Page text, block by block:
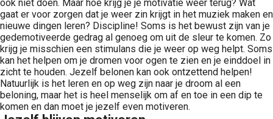
ook niet doen. Maar hoe krijg je je motivatie weer terug? Wat
gaat er voor zorgen dat je weer zin krijgt in het muziek maken en
nieuwe dingen leren? Discipline! Soms is het bewust zijn van je
gedemotiveerde gedrag al genoeg om uit de sleur te komen. Zo
krijg je misschien een stimulans die je weer op weg helpt. Soms
kan het helpen om je dromen voor ogen te zien en je einddoel in
zicht te houden. Jezelf belonen kan ook ontzettend helpen!
Natuurlijk is het leren en op weg zijn naar je droom al een
beloning, maar het is heel menselijk om af en toe in een dip te
komen en dan moet je jezelf even motiveren.